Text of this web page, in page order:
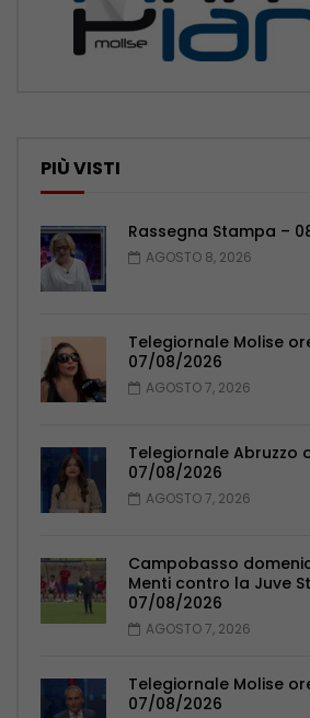
PIÙ VISTI
Rassegna Stampa –
AGOSTO 8, 2026
Telegiornale Molise
07/08/2026
AGOSTO 7, 2026
Telegiornale Abruzzo
07/08/2026
AGOSTO 7, 2026
Campobasso
Menti contro la Juve
07/08/2026
AGOSTO 7, 2026
Telegiornale Molise
07/08/2026